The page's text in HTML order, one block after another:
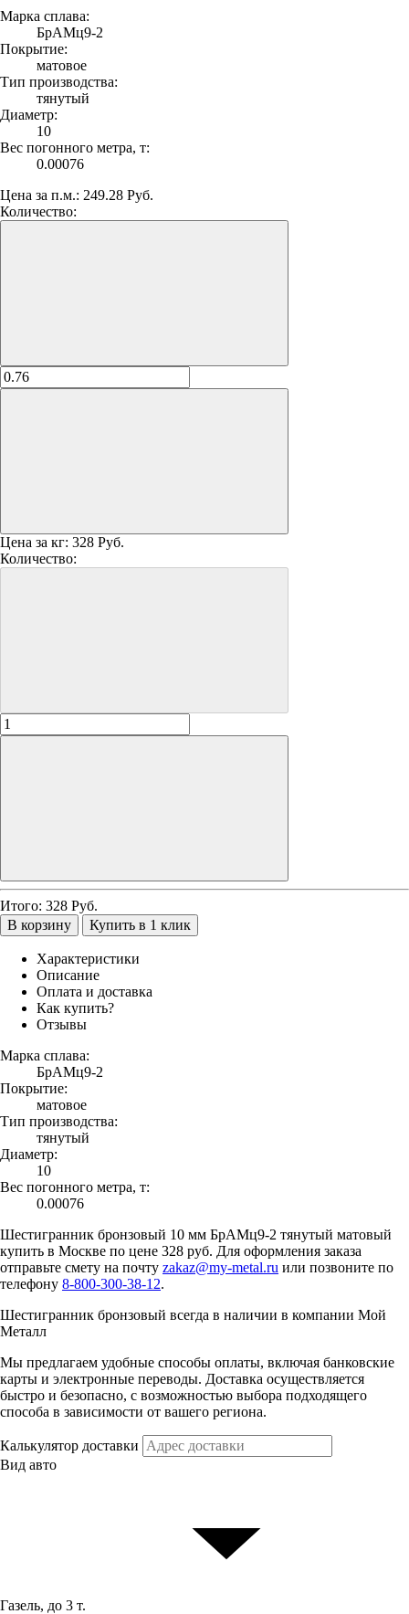
Марка сплава:
БрАМц9-2
Покрытие:
матовое
Тип производства:
тянутый
Диаметр:
10
Вес погонного метра, т:
0.00076
Цена за п.м.: 249.28 Руб.
Количество:
Цена за кг: 328 Руб.
Количество:
Итого: 328 Руб.
В корзину
Купить в 1 клик
Характеристики
Описание
Оплата и доставка
Как купить?
Отзывы
Марка сплава:
БрАМц9-2
Покрытие:
матовое
Тип производства:
тянутый
Диаметр:
10
Вес погонного метра, т:
0.00076
Шестигранник бронзовый 10 мм БрАМц9-2 тянутый матовый
купить в Москве по цене 328 руб. Для оформления заказа
отправьте смету на почту zakaz@my-metal.ru или позвоните по
телефону 8-800-300-38-12.
Шестигранник бронзовый всегда в наличии в компании Мой
Металл
Мы предлагаем удобные способы оплаты, включая банковские
карты и электронные переводы. Доставка осуществляется
быстро и безопасно, с возможностью выбора подходящего
способа в зависимости от вашего региона.
Калькулятор доставки
Вид авто
Газель, до 3 т.